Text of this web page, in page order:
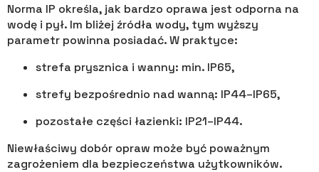
Norma IP określa, jak bardzo oprawa jest odporna na
wodę i pył. Im bliżej źródła wody, tym wyższy
parametr powinna posiadać. W praktyce:
strefa prysznica i wanny: min. IP65,
strefy bezpośrednio nad wanną: IP44–IP65,
pozostałe części łazienki: IP21–IP44.
Niewłaściwy dobór opraw może być poważnym
zagrożeniem dla bezpieczeństwa użytkowników.